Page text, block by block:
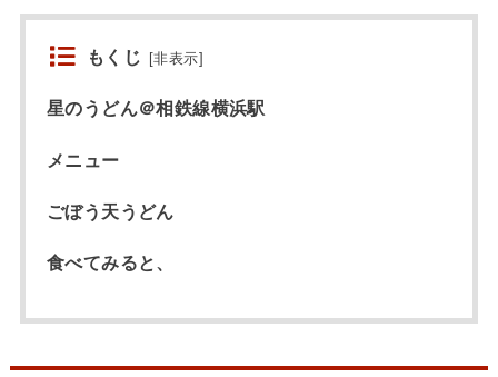
もくじ [非表示]
星のうどん＠相鉄線横浜駅
メニュー
ごぼう天うどん
食べてみると、